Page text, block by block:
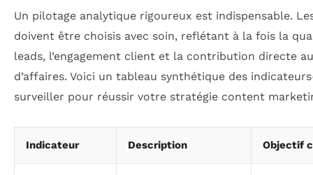
Un pilotage analytique rigoureux est indispensable.
doivent être choisis avec soin, reflétant à la fois la
leads, l’engagement client et la contribution directe
d’affaires. Voici un tableau synthétique des
surveiller pour réussir votre stratégie content
Indicateur Description Objectif